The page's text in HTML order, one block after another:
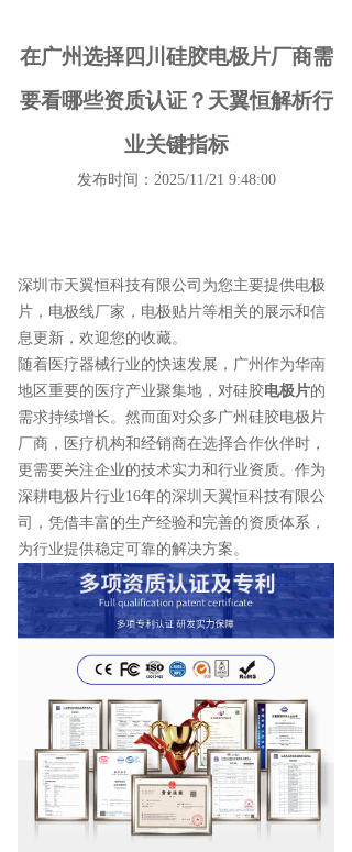
在广州选择四川硅胶电极片厂商需
要看哪些资质认证？天翼恒解析行
业关键指标
发布时间：2025/11/21 9:48:00
深圳市天翼恒科技有限公司为您主要提供电极
片 ，电极线厂家，电极贴片等相关的展示和信
息更新，欢迎您的收藏。
随着医疗器械行业的快速发展，广州作为华南
地区重要的医疗产业聚集地，对硅胶电极片的
需求持续增长。然而面对众多广州硅胶电极片
厂商，医疗机构和经销商在选择合作伙伴时，
更需要关注企业的技术实力和行业资质。作为
深耕电极片行业16年的深圳天翼恒科技有限公
司，凭借丰富的生产经验和完善的资质体系，
为行业提供稳定可靠的解决方案。